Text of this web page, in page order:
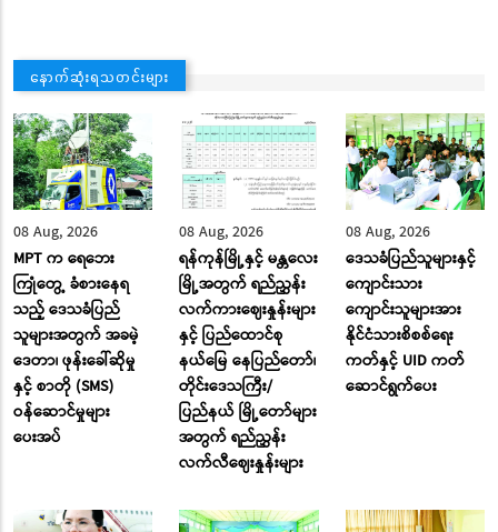
နောက်ဆုံးရသတင်းများ
08 Aug, 2026
MPT က ရေဘေး
ကြုံတွေ့ ခံစားနေရ
သည့် ဒေသခံပြည်
သူများအတွက် အခမဲ့
ဒေတာ၊ ဖုန်းခေါ်ဆိုမှု
နှင့် စာတို (SMS)
ဝန်ဆောင်မှုများ
ပေးအပ်
08 Aug, 2026
ရန်ကုန်မြို့နှင့် မန္တလေး
မြို့အတွက် ရည်ညွှန်း
လက်ကားဈေးနှုန်းများ
နှင့် ပြည်ထောင်စု
နယ်မြေ နေပြည်တော်၊
တိုင်းဒေသကြီး/
ပြည်နယ် မြို့တော်များ
အတွက် ရည်ညွှန်း
လက်လီဈေးနှုန်းများ
08 Aug, 2026
ဒေသခံပြည်သူများနှင့်
ကျောင်းသား
ကျောင်းသူများအား
နိုင်ငံသားစိစစ်ရေး
ကတ်နှင့် UID ကတ်
ဆောင်ရွက်ပေး